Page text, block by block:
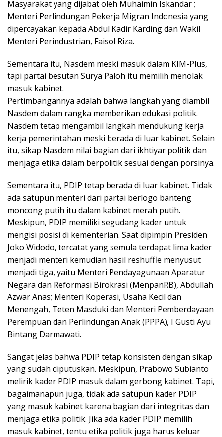
Masyarakat yang dijabat oleh Muhaimin Iskandar ;
Menteri Perlindungan Pekerja Migran Indonesia yang
dipercayakan kepada Abdul Kadir Karding dan Wakil
Menteri Perindustrian, Faisol Riza.
Sementara itu, Nasdem meski masuk dalam KIM-Plus,
tapi partai besutan Surya Paloh itu memilih menolak
masuk kabinet.
Pertimbangannya adalah bahwa langkah yang diambil
Nasdem dalam rangka memberikan edukasi politik.
Nasdem tetap mengambil langkah mendukung kerja
kerja pemerintahan meski berada di luar kabinet. Selain
itu, sikap Nasdem nilai bagian dari ikhtiyar politik dan
menjaga etika dalam berpolitik sesuai dengan porsinya.
Sementara itu, PDIP tetap berada di luar kabinet. Tidak
ada satupun menteri dari partai berlogo banteng
moncong putih itu dalam kabinet merah putih.
Meskipun, PDIP memiliki segudang kader untuk
mengisi posisi di kementerian. Saat dipimpin Presiden
Joko Widodo, tercatat yang semula terdapat lima kader
menjadi menteri kemudian hasil reshuffle menyusut
menjadi tiga, yaitu Menteri Pendayagunaan Aparatur
Negara dan Reformasi Birokrasi (MenpanRB), Abdullah
Azwar Anas; Menteri Koperasi, Usaha Kecil dan
Menengah, Teten Masduki dan Menteri Pemberdayaan
Perempuan dan Perlindungan Anak (PPPA), I Gusti Ayu
Bintang Darmawati.
Sangat jelas bahwa PDIP tetap konsisten dengan sikap
yang sudah diputuskan. Meskipun, Prabowo Subianto
melirik kader PDIP masuk dalam gerbong kabinet. Tapi,
bagaimanapun juga, tidak ada satupun kader PDIP
yang masuk kabinet karena bagian dari integritas dan
menjaga etika politik. Jika ada kader PDIP memilih
masuk kabinet, tentu etika politik juga harus keluar